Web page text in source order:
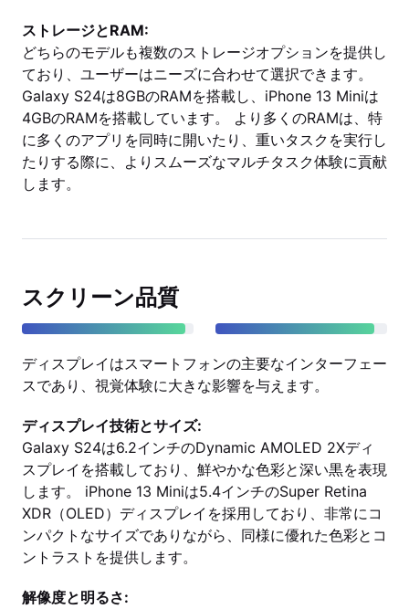
ストレージとRAM:
どちらのモデルも複数のストレージオプションを提供し
ており、ユーザーはニーズに合わせて選択できます。
Galaxy S24は8GBのRAMを搭載し、iPhone 13 Miniは
4GBのRAMを搭載しています。 より多くのRAMは、特
に多くのアプリを同時に開いたり、重いタスクを実行し
たりする際に、よりスムーズなマルチタスク体験に貢献
します。
スクリーン品質
ディスプレイはスマートフォンの主要なインターフェー
スであり、視覚体験に大きな影響を与えます。
ディスプレイ技術とサイズ:
Galaxy S24は6.2インチのDynamic AMOLED 2Xディ
スプレイを搭載しており、鮮やかな色彩と深い黒を表現
します。 iPhone 13 Miniは5.4インチのSuper Retina
XDR（OLED）ディスプレイを採用しており、非常にコ
ンパクトなサイズでありながら、同様に優れた色彩とコ
ントラストを提供します。
解像度と明るさ: